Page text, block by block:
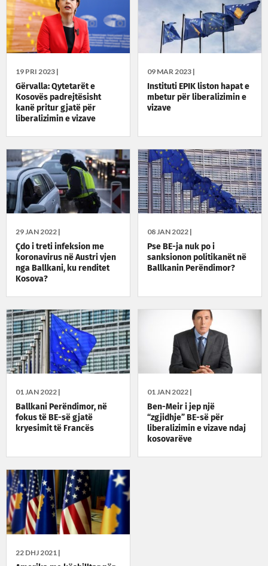
19 PRI 2023 |
Gërvalla: Qytetarët e
Kosovës padrejtësisht
kanë pritur gjatë për
liberalizimin e vizave
09 MAR 2023 |
Instituti EPIK liston hapat e
mbetur për liberalizimin e
vizave
29 JAN 2022 |
Çdo i treti infeksion me
koronavirus në Austri vjen
nga Ballkani, ku renditet
Kosova?
08 JAN 2022 |
Pse BE-ja nuk po i
sanksionon politikanët në
Ballkanin Perëndimor?
01 JAN 2022 |
Ballkani Perëndimor, në
fokus të BE-së gjatë
kryesimit të Francës
01 JAN 2022 |
Ben-Meir i jep një
“zgjidhje” BE-së për
liberalizimin e vizave ndaj
kosovarëve
22 DHJ 2021 |